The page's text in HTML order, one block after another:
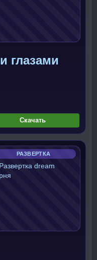
глазами
Скачать
РАЗВЕРТКА